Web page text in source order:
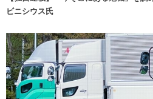
ビニシウス氏